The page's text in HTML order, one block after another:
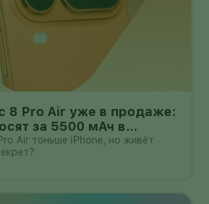
8 Pro Air уже в продаже:
за 5500 мАч в
всего 6,1 мм?
Air тоньше iPhone, но живёт